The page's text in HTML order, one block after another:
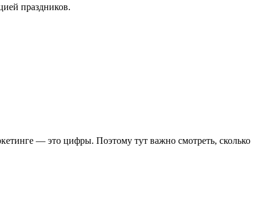
праздников.
— это цифры. Поэтому тут важно смотреть, сколько